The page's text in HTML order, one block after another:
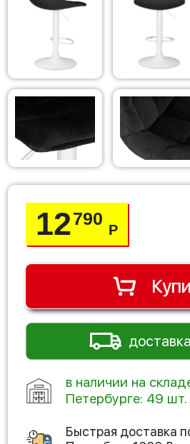
12790
Р
в наличии на
Петербурге: 49 шт.
Быстрая доставка